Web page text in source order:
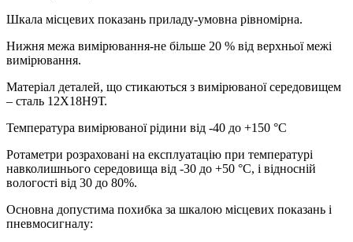
Шкала місцевих показань приладу-умовна рівномірна.
Нижня межа вимірювання-не більше 20 % від верхньої межі
вимірювання.
Матеріал деталей, що стикаються з вимірюваної середовищем
– сталь 12Х18Н9Т.
Температура вимірюваної рідини від -40 до +150 °С
Ротаметри розраховані на експлуатацію при температурі
навколишнього середовища від -30 до +50 °С, і відносній
вологості від 30 до 80%.
Основна допустима похибка за шкалою місцевих показань і
пневмосигналу: